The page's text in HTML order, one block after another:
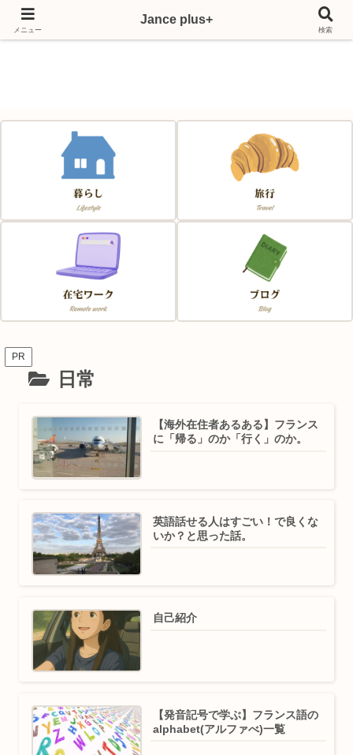
Japan & France & Chance～フランス移住応援サイト～
PR
日常
【海外在住者あるある】フランス
に「帰る」のか「行く」のか。
英語話せる人はすごい！で良くな
いか？と思った話。
自己紹介
【発音記号で学ぶ】フランス語の
alphabet(アルファべ)一覧
メニュー
Jance plus+
検索